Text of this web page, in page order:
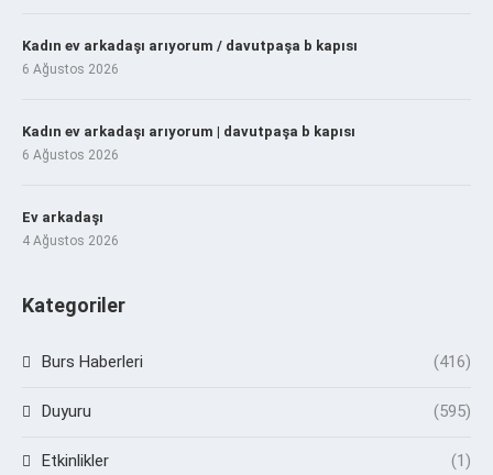
Kadın ev arkadaşı arıyorum / davutpaşa b kapısı
6 Ağustos 2026
Kadın ev arkadaşı arıyorum | davutpaşa b kapısı
6 Ağustos 2026
Ev arkadaşı
4 Ağustos 2026
Kategoriler
Burs Haberleri (416)
Duyuru (595)
Etkinlikler (1)